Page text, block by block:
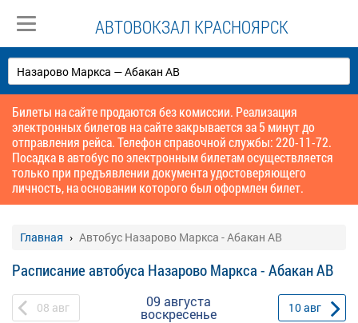
АВТОВОКЗАЛ КРАСНОЯРСК
Билеты на сайте продаются без комиссии. Реализация
электронных билетов на сайте закрывается за 5 минут до
отправления рейса. Телефон справочной службы: 220-11-72.
Посадка в автобус по электронным билетам осуществляется
только при предъявлении документа удостоверяющего
личность, на основании которого был оформлен билет.
Главная Автобус Назарово Маркса - Абакан АВ
Расписание автобуса Назарово Маркса - Абакан АВ
08 авг 09 августа
воскресенье 10авг